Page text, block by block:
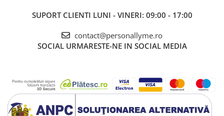
SUPORT CLIENTI LUNI - VINERI: 09:00 - 17:00
contact@personallyme.ro
SOCIAL URMARESTE-NE IN SOCIAL MEDIA